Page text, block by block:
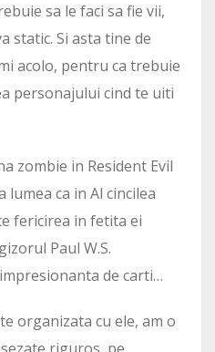
sa le faci sa fie vii,
static. Si asta tine de
acolo, pentru ca trebuie
personajului cind te uiti
zombie in Resident Evil
lumea ca in Al cincilea
fericirea in fetita ei
Paul W.S.
de carti…
organizata cu ele, am o